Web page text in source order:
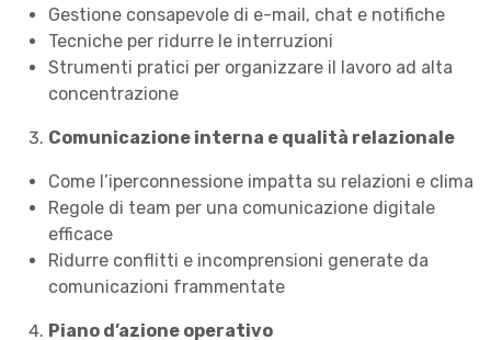
Gestione consapevole di e-mail, chat e notifiche
Tecniche per ridurre le interruzioni
Strumenti pratici per organizzare il lavoro ad alta
concentrazione
Comunicazione interna e qualità relazionale
Come l’iperconnessione impatta su relazioni e clima
Regole di team per una comunicazione digitale
efficace
Ridurre conflitti e incomprensioni generate da
comunicazioni frammentate
Piano d’azione operativo